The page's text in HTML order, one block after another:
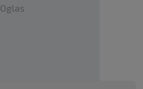
Oglas